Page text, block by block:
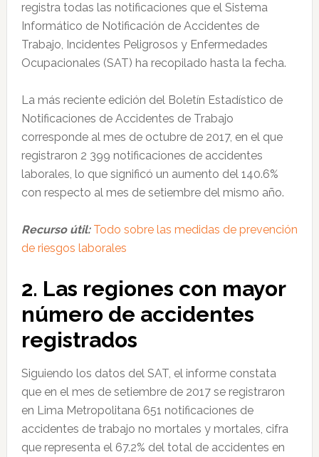
registra todas las notificaciones que el Sistema
Informático de Notificación de Accidentes de
Trabajo, Incidentes Peligrosos y Enfermedades
Ocupacionales (SAT) ha recopilado hasta la fecha.
La más reciente edición del Boletín Estadístico de
Notificaciones de Accidentes de Trabajo
corresponde al mes de octubre de 2017, en el que
registraron 2 399 notificaciones de accidentes
laborales, lo que significó un aumento del 140.6%
con respecto al mes de setiembre del mismo año.
Recurso útil: Todo sobre las medidas de prevención
de riesgos laborales
2. Las regiones con mayor
número de accidentes
registrados
Siguiendo los datos del SAT, el informe constata
que en el mes de setiembre de 2017 se registraron
en Lima Metropolitana 651 notificaciones de
accidentes de trabajo no mortales y mortales, cifra
que representa el 67.2% del total de accidentes en